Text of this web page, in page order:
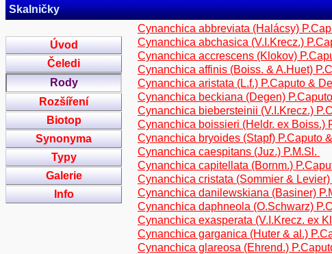
Skalničky
Úvod
Čeledi
Rody
Rozšíření
Biotop
Synonyma
Typy
Galerie
Info
Cynanchica abbreviata (Halácsy)
Cynanchica abchasica (V.I.Krecz.)
Cynanchica accrescens (Klokov)
Cynanchica affinis (Boiss. & A.Huet)
Cynanchica aristata (L.f.) P.Caputo &
Cynanchica beckiana (Degen)
Cynanchica biebersteinii (V.I.Krecz.)
Cynanchica boissieri (Heldr. ex Boiss.)
Cynanchica bryoides (Stapf) P.Caputo
Cynanchica caespitans (Juz.) P.M.Sl.
Cynanchica capitellata (Bornm.)
Cynanchica cristata (Sommier &
Cynanchica danilewskiana (Basiner)
Cynanchica daphneola (O.Schwarz)
Cynanchica exasperata (V.I.Krecz. ex
Cynanchica garganica (Huter & al.)
Cynanchica glareosa (Ehrend.)